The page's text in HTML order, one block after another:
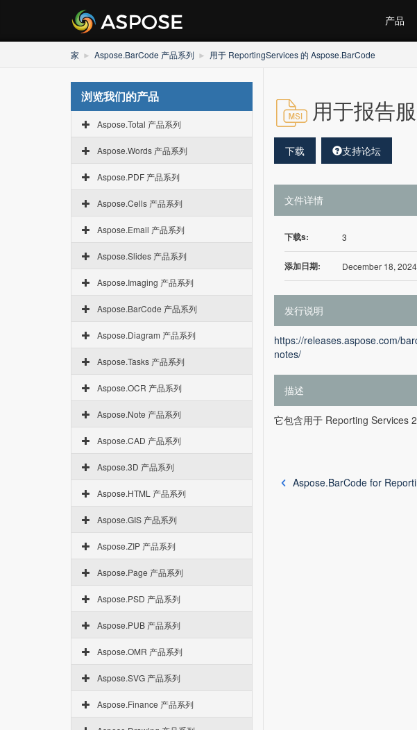
产品
家 Aspose.BarCode 产品系列 用于 ReportingServices 的 Aspose.BarCode
浏览我们的产品
Aspose.Total 产品系列
Aspose.Words 产品系列
Aspose.PDF 产品系列
Aspose.Cells 产品系列
Aspose.Email 产品系列
Aspose.Slides 产品系列
Aspose.Imaging 产品系列
Aspose.BarCode 产品系列
Aspose.Diagram 产品系列
Aspose.Tasks 产品系列
Aspose.OCR 产品系列
Aspose.Note 产品系列
Aspose.CAD 产品系列
Aspose.3D 产品系列
Aspose.HTML 产品系列
Aspose.GIS 产品系列
Aspose.ZIP 产品系列
Aspose.Page 产品系列
Aspose.PSD 产品系列
Aspose.PUB 产品系列
Aspose.OMR 产品系列
Aspose.SVG 产品系列
Aspose.Finance 产品系列
用于报告
下载 支持论坛
文件详情
下载s: 3
添加日期: December 18, 2024
发行说明
https://releases.aspose.com/
notes/
描述
它包含用于 Reporting Services
Aspose.BarCode for